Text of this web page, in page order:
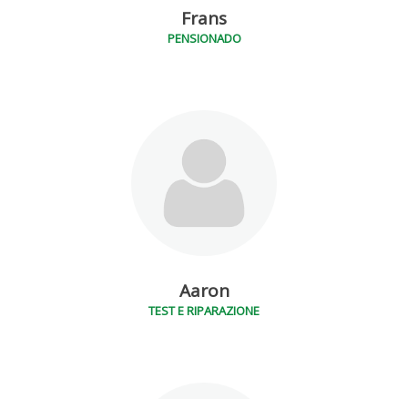
Frans
PENSIONADO
Aaron
TEST E RIPARAZIONE